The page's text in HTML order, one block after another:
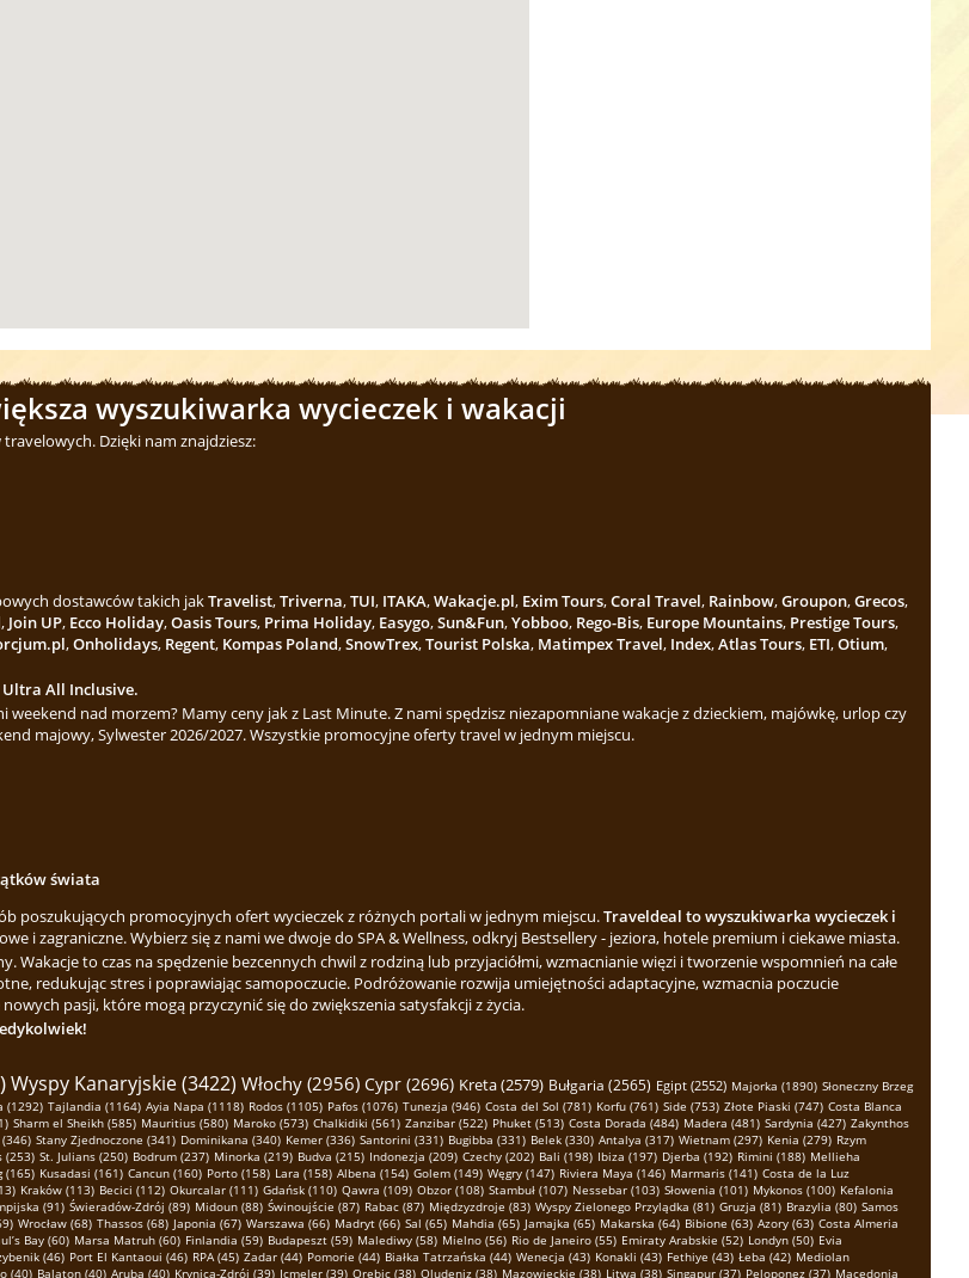
wyszukiwarka wycieczek i wakacji
Dzięki nam znajdziesz:
dostawców takich jakTravelist,Triverna,TUI, ITAKA,Wakacje.pl, Exim Tours,Coral Travel, Rainbow,Groupon,Grecos,
, Join UP, Ecco Holiday,Oasis Tours, Prima Holiday, Easygo,Sun&Fun,Yobboo, Rego-Bis, Europe Mountains, Prestige Tours,
,Onholidays, Regent, Kompas Poland,SnowTrex,Tourist Polska, Matimpex Travel, Index,Atlas Tours, ETI,Otium,
All Inclusive.
weekend nad morzem? Mamy ceny jak z Last Minute. Z nami spędzisz niezapomniane wakacje z dzieckiem, majówkę, urlop czy
majowy, Sylwester 2026/2027. Wszystkie promocyjne oferty travel w jednym miejscu.
świata
poszukujących promocyjnych ofert wycieczek z różnych portali w jednym miejscu.Traveldeal to wyszukiwarka wycieczek i
i zagraniczne. Wybierz się z nami we dwoje do SPA & Wellness, odkryj Bestsellery - jeziora, hotele premium i ciekawe miasta.
to czas na spędzenie bezcennych chwil z rodziną lub przyjaciółmi, wzmacnianie więzi i tworzenie wspomnień na całe
redukując stres i poprawiając samopoczucie. Podróżowanie rozwija umiejętności adaptacyjne, wzmacnia poczucie
pasji, które mogą przyczynić się do zwiększenia satysfakcji z życia.
Wyspy Kanaryjskie (3422) Włochy (2956) Cypr (2696) Kreta (2579) Bułgaria (2565) Egipt (2552) Majorka (1890) Słoneczny Brzeg
(1292) Tajlandia (1164) Ayia Napa (1118) Rodos (1105) Pafos (1076) Tunezja (946) Costa del Sol (781) Korfu (761) Side (753) Złote Piaski (747) Costa Blanca
Sharm el Sheikh (585) Mauritius (580) Maroko (573) Chalkidiki (561) Zanzibar (522) Phuket (513) Costa Dorada (484) Madera (481) Sardynia (427) Zakynthos
Stany Zjednoczone (341) Dominikana (340) Kemer (336) Santorini (331) Bugibba (331) Belek (330) Antalya (317) Wietnam (297) Kenia (279) Rzym
(253) St. Julians (250) Bodrum (237) Minorka (219) Budva (215) Indonezja (209) Czechy (202) Bali (198) Ibiza (197) Djerba (192) Rimini (188) Mellieha
(165) Kusadasi (161) Cancun (160) Porto (158) Lara (158) Albena (154) Golem (149) Węgry (147) Riviera Maya (146) Marmaris (141) Costa de la Luz
Kraków (113) Becici (112) Okurcalar (111) Gdańsk (110) Qawra (109) Obzor (108) Stambuł (107) Nessebar (103) Słowenia (101) Mykonos (100) Kefalonia
(91) Świeradów-Zdrój (89) Midoun (88) Świnoujście (87) Rabac (87) Międzyzdroje (83) Wyspy Zielonego Przylądka (81) Gruzja (81) Brazylia (80) Samos
Wrocław (68) Thassos (68) Japonia (67) Warszawa (66) Madryt (66) Sal (65) Mahdia (65) Jamajka (65) Makarska (64) Bibione (63) Azory (63) Costa Almeria
Bay (60) Marsa Matruh (60) Finlandia (59) Budapeszt (59) Malediwy (58) Mielno (56) Rio de Janeiro (55) Emiraty Arabskie (52) Londyn (50) Evia
(46) Port El Kantaoui (46) RPA (45) Zadar (44) Pomorie (44) Białka Tatrzańska (44) Wenecja (43) Konakli (43) Fethiye (43) Łeba (42) Mediolan
(40) Balaton (40) Aruba (40) Krynica-Zdrój (39) Icmeler (39) Orebic (38) Oludeniz (38) Mazowieckie (38) Litwa (38) Singapur (37) Peloponez (37) Macedonia